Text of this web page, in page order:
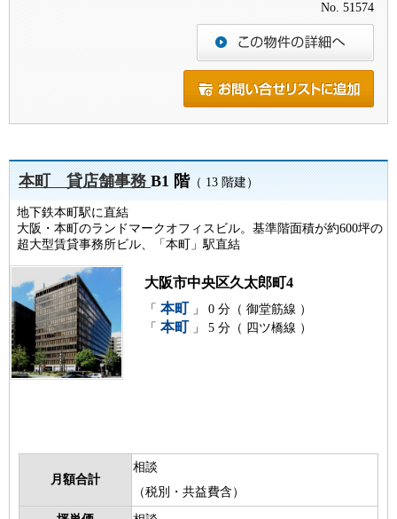
No. 51574
本町 貸店舗事務B1 階（ 13 階建）
地下鉄本町駅に直結
大阪・本町のランドマークオフィスビル。基準階面積が約600坪の
超大型賃貸事務所ビル、「本町」駅直結
大阪市中央区久太郎町4
「 本町 」 0 分（ 御堂筋線 ）
「 本町 」 5 分（ 四ツ橋線 ）
月額合計
相談
（税別・共益費含）